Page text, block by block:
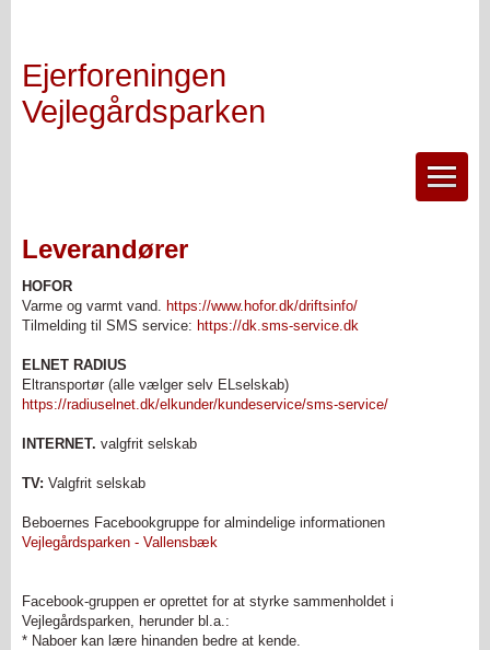
Ejerforeningen
Vejlegårdsparken
Leverandører
HOFOR
Varme og varmt vand. https://www.hofor.dk/driftsinfo/
Tilmelding til SMS service: https://dk.sms-service.dk
ELNET RADIUS
Eltransportør (alle vælger selv ELselskab)
https://radiuselnet.dk/elkunder/kundeservice/sms-service/
INTERNET. valgfrit selskab
TV: Valgfrit selskab
Beboernes Facebookgruppe for almindelige informationen
Vejlegårdsparken - Vallensbæk
Facebook-gruppen er oprettet for at styrke sammenholdet i
Vejlegårdsparken, herunder bl.a.:
* Naboer kan lære hinanden bedre at kende.